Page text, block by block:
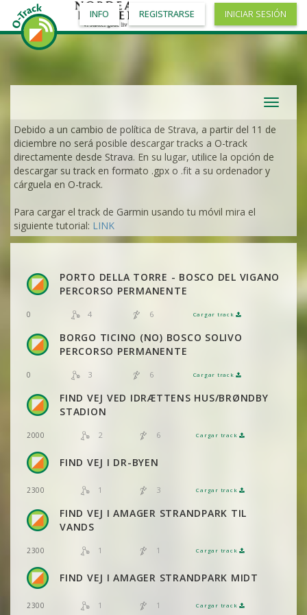
Toggle
Debido a un cambio de política de Strava, a partir del 11 de
diciembre no será posible descargar tracks a O-track
directamente desde Strava. En su lugar, utilice la opción de
descargar su track en formato .gpx o .fit a su ordenador y
cárguela en O-track.
Para cargar el track de Garmin usando tu móvil mira el
siguiente tutorial: LINK
PORTO DELLA TORRE - BOSCO DEL VIGANO
PERCORSO PERMANENTE
0 4 6 Cargar track
VER 2DRERUN
VER 2DRERUN
VER 2DRERUN
VER 2DRERUN
BORGO TICINO (NO) BOSCO SOLIVO
PERCORSO PERMANENTE
0 3 6 Cargar track
VER 2DRERUN
VER 2DRERUN
FIND VEJ VED IDRÆTTENS HUS/BRØNDBY
STADION
2000 2 6 Cargar track
VER 2DRERUN
VER 2DRERUN
FIND VEJ I DR-BYEN
2300 1 3 Cargar track
VER 2DRERUN
FIND VEJ I AMAGER STRANDPARK TIL
VANDS
2300 1 1 Cargar track
VER 2DRERUN
FIND VEJ I AMAGER STRANDPARK MIDT
2300 1 1 Cargar track
VER 2DRERUN
INFO REGISTRARSE INICIAR SESIÓN